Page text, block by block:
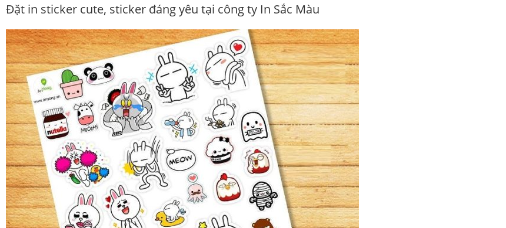
Đặt in sticker cute, sticker đáng yêu tại công ty In Sắc Màu